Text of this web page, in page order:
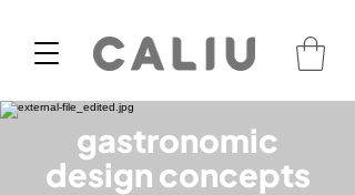
gastronomic
design concepts